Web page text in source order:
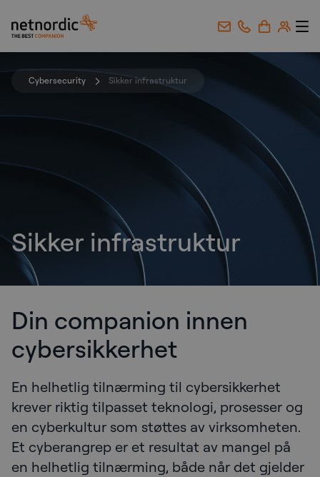
Gå til innhold
NetNordic Norway
Cybersecurity Sikker infrastruktur
Sikker infrastruktur
Din companion innen
cybersikkerhet
En helhetlig tilnærming til cybersikkerhet
krever riktig tilpasset teknologi, prosesser og
en cyberkultur som støttes av virksomheten.
Et cyberangrep er et resultat av mangel på
en helhetlig tilnærming, både når det gjelder